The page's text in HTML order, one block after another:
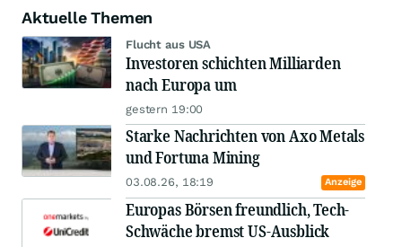
Gewähr übernehmen.
5.3. AXINO haftet nicht für die inhaltliche Richtigkeit, Vollständigkeit und
Aktualität der Daten. Ebenso wenig übernimmt AXINO Gewähr für die
Brauchbarkeit der Daten für seine Nutzer. Soweit durch die Nutzung der
Daten gegenüber dem Nutzer Ansprüche wegen angeblicher
Rechtsverletzungen geltend gemacht werden, hat AXINO hierfür nicht
einzustehen.
6. Datenschutz
Bitte beachten Sie unsereDatenschutzbestimmungen
7. Schlussbestimmungen
7.1. AXINO ist jederzeit berechtigt, angebotene Dienste ganz oder teilweise
einzustellen, zukünftig kostenpflichtig zu betreiben oder abzuändern.
7.2. AXINO behält sich vor, jederzeit ohne Vorankündigung diese